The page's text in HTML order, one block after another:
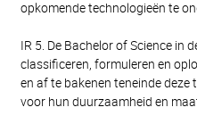
opkomende technologieën te
IR 5. De Bachelor of Science in
classificeren, formuleren en
en af te bakenen teneinde
voor hun duurzaamheid en